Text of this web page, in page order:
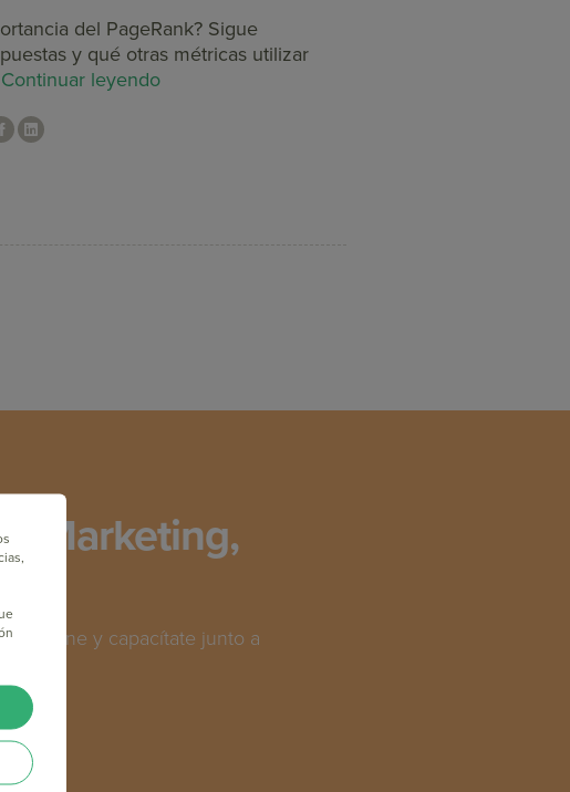
del PageRank? Sigue
y qué otras métricas utilizar
Continuar leyendo
Marketing,
Online y capacítate junto a